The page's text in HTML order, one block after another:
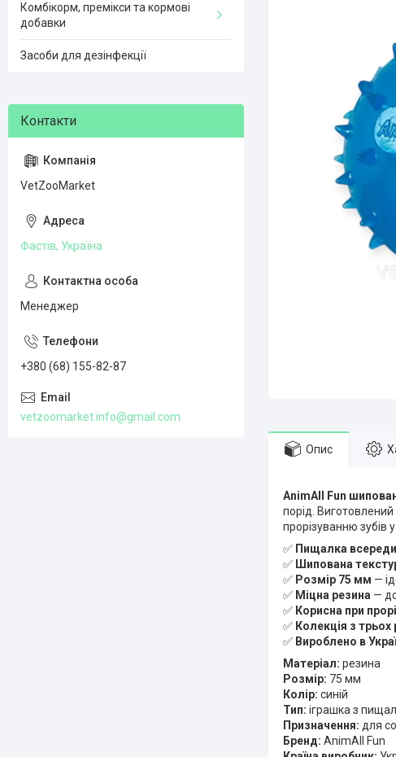
Опис
AnimAll Fun
порід.
прорізуванню зубів
✅ Пищалка
✅ Шипована
✅ Розмір 75 мм —
✅ Міцна резина —
✅ Корисна при
✅ Колекція з трьох
✅ Вироблено в
Матеріал: резина
Розмір: 75 мм
Колір: синій
Тип: іграшка з
Призначення: для
Бренд: AnimAll Fun
Комбікорм, премікси та кормові
добавки
Засоби для дезінфекції
VetZooMarket
Фастів, Україна
Менеджер
+380 (68) 155-82-87
vetzoomarket.info@gmail.com